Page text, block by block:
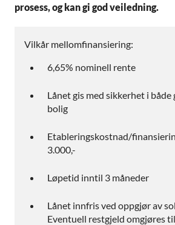
prosess, og kan gi god veiledning.
Vilkår mellomfinansiering:
6,65% nominell rente
Lånet gis med sikkerhet i både
bolig
Etableringskostnad/
3.000,-
Løpetid inntil 3 måneder
Lånet innfris ved oppgjør av
Eventuell restgjeld omgjøres